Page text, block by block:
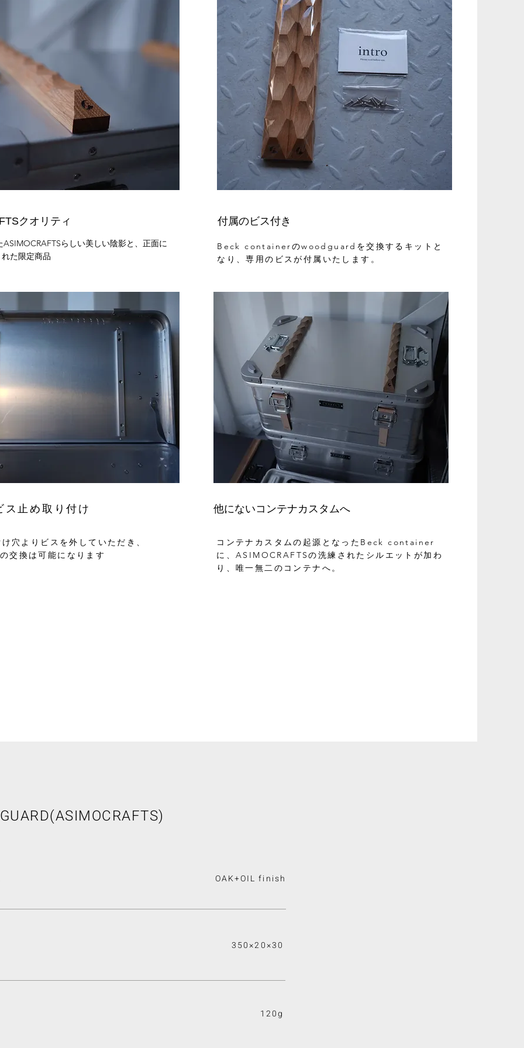
クオリティ
らしい美しい陰影と、正面に
た限定商品
ス止め取り付け
穴よりビスを外していただき、
交換は可能になります
付属のビス付き
Beck containerのwoodguardを交換するキットと
なり、専用のビスが付属いたします。
他にないコンテナカスタムへ
コンテナカスタムの起源となったBeck container
に、ASIMOCRAFTSの洗練されたシルエットが加わ
り、唯一無二のコンテナへ。
OAK+OIL finish
350×20×30
120g